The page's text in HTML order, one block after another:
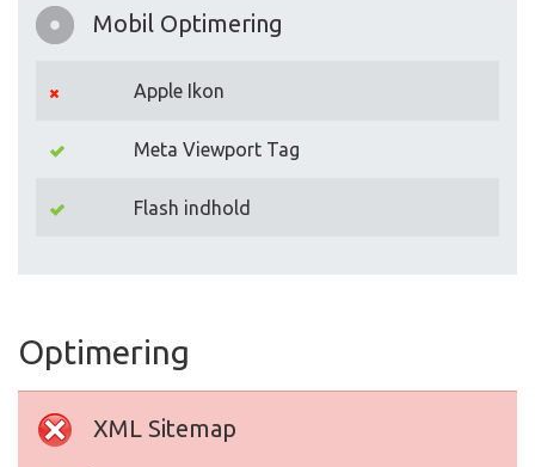
Mobil Optimering
Apple Ikon
Meta Viewport Tag
Flash indhold
Optimering
XML Sitemap